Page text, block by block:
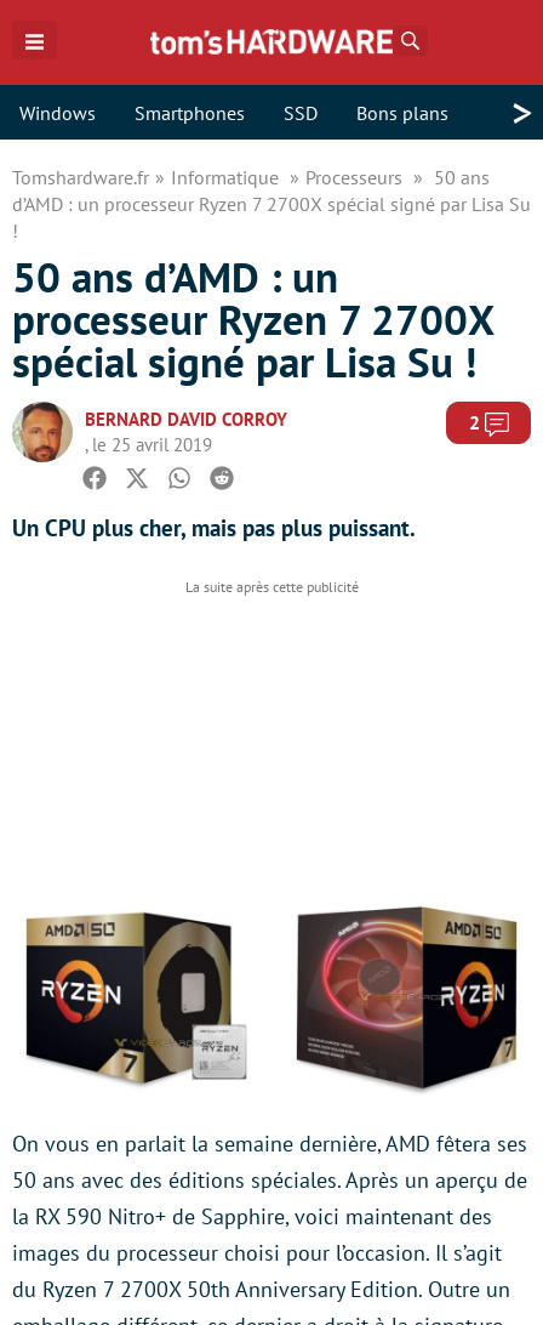
Windows Smartphones SSD Bons plans >
Tomshardware.fr Informatique Processeurs
50 ans
d’AMD : un processeur Ryzen 7 2700X spécial signé par Lisa Su
!
50 ans d’AMD : un
processeur Ryzen 7 2700X
spécial signé par Lisa Su !
BERNARD DAVID CORROY
, le 25 avril 2019
2
Facebook
TwitterWhatsapp
Reddit
Un CPU plus cher, mais pas plus puissant.
On vous en parlait la semaine dernière, AMD fêtera ses
50 ans avec des éditions spéciales. Après un aperçu de
la RX 590 Nitro+ de Sapphire, voici maintenant des
images du processeur choisi pour l’occasion. Il s’agit
du Ryzen 7 2700X 50th Anniversary Edition. Outre un